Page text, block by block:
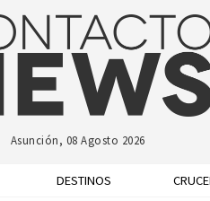
Asunción, 08 Agosto 2026
DESTINOS